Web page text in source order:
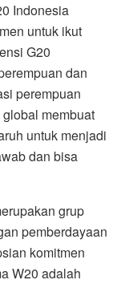
Indonesia
untuk ikut
G20
dan
perempuan
membuat
untuk menjadi
dan bisa
grup
pemberdayaan
komitmen
W20 adalah